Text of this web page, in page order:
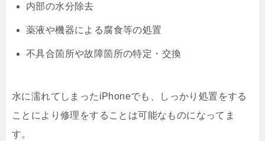
内部の水分除去
薬液や機器による腐食等の処置
不具合箇所や故障箇所の特定・交換
水に濡れてしまったiPhoneでも、しっかり処置をする
ことにより修理をすることは可能なものになってま
す。